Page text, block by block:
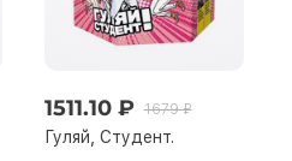
1511.10 ₽ 1679 ₽
Гуляй, Студент.